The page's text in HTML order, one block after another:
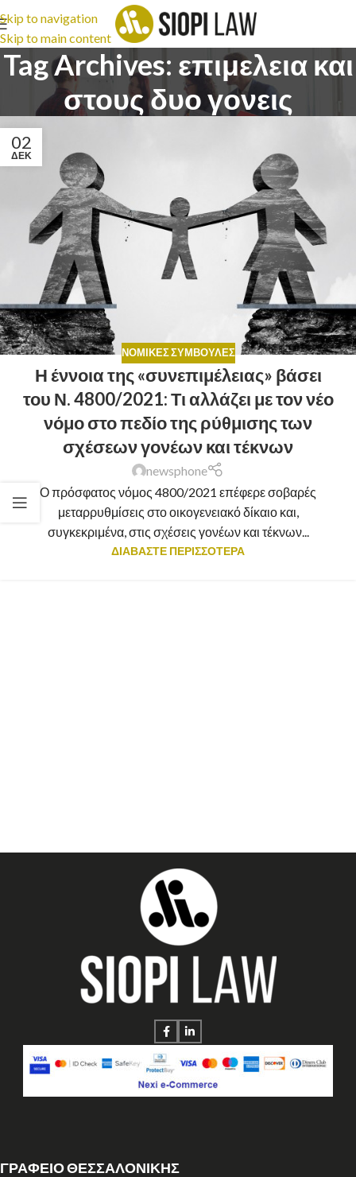
Skip to navigation
Skip to main content
Tag Archives: επιμελεια και
στους δυο γονεις
02
ΔΕΚ
ΝΟΜΙΚΈΣ ΣΥΜΒΟΥΛΈΣ
Η έννοια της «συνεπιμέλειας» βάσει
του Ν. 4800/2021: Τι αλλάζει με τον νέο
νόμο στο πεδίο της ρύθμισης των
σχέσεων γονέων και τέκνων
newsphone
Ο πρόσφατος νόμος 4800/2021 επέφερε σοβαρές
μεταρρυθμίσεις στο οικογενειακό δίκαιο και,
συγκεκριμένα, στις σχέσεις γονέων και τέκνων...
ΔΙΑΒΑΣΤΕ ΠΕΡΙΣΣΟΤΕΡΑ
ΓΡΑΦΕΙΟ ΘΕΣΣΑΛΟΝΙΚΗΣ